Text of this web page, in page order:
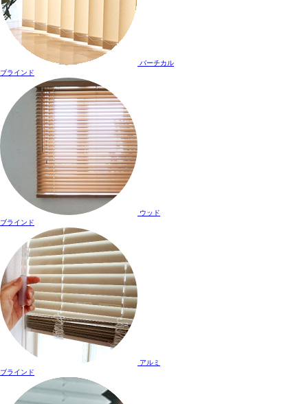
バーチカル
ブラインド
ウッド
ブラインド
アルミ
ブラインド